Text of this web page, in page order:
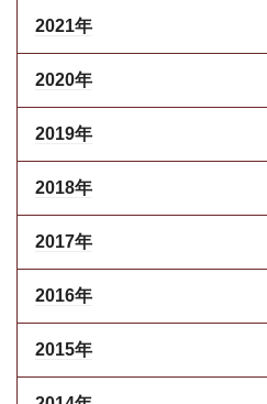
2021年
2020年
2019年
2018年
2017年
2016年
2015年